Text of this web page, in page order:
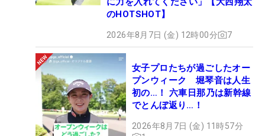
のHOTSHOT】
2026年8月7日 (金) 12時00分 7
女子プロたちが過ごしたオー
プンウィーク 堀琴音は人生
初の…！ 六車日那乃は新幹線
でとんぼ返り…！
2026年8月7日 (金) 11時57分